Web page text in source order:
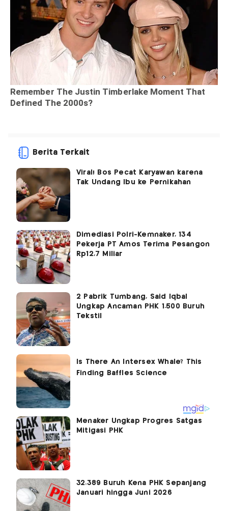
Berita Terkait
Viral! Bos Pecat Karyawan karena
Tak Undang Ibu ke Pernikahan
Dimediasi Polri-Kemnaker, 134
Pekerja PT Amos Terima Pesangon
Rp12,7 Miliar
2 Pabrik Tumbang, Said Iqbal
Ungkap Ancaman PHK 1.500 Buruh
Tekstil
Menaker Ungkap Progres Satgas
Mitigasi PHK
32.389 Buruh Kena PHK Sepanjang
Januari hingga Juni 2026